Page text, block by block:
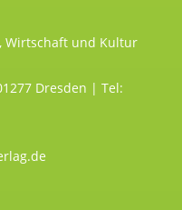
Wirtschaft und Kultur
Dresden | Tel: